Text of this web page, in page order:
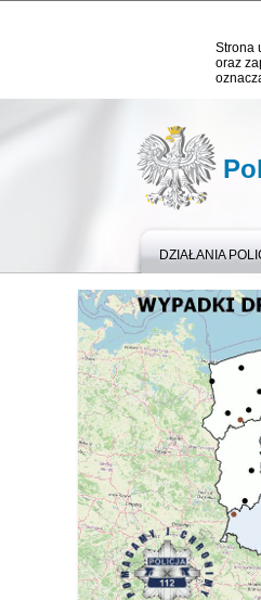
Strona
oraz
DZIAŁANIA
Ważne informacje